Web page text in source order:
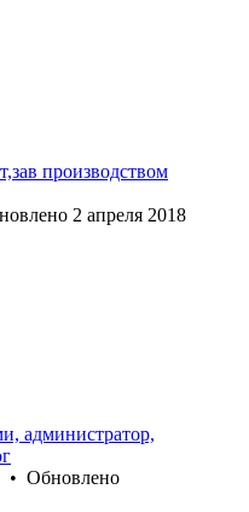
производством
2 апреля 2018
администратор,
• Обновлено